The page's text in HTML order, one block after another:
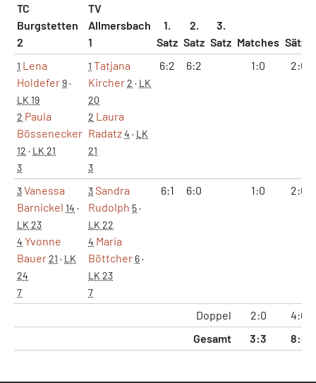
TC
Burgstetten
2
TV
Allmersbach
1
1.
Satz
2.
Satz
3.
Satz Matches Sätze
1 Lena
Holdefer9·
LK 19
2 Paula
Bössenecker
12 · LK 21
3
1 Tatjana
Kircher2 · LK
20
2 Laura
Radatz4 · LK
21
3
6:2 6:2 1:0 2:0
3Vanessa
Barnickel 14 ·
LK 23
4 Yvonne
Bauer21 · LK
24
7
3Sandra
Rudolph 5·
LK 22
4 Maria
Böttcher 6·
LK 23
7
6:1 6:0 1:0 2:0
Doppel 2:0
4:0
Gesamt
3:3 8:6